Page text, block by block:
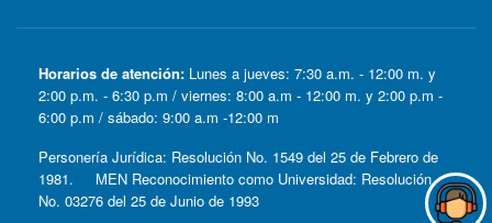
Horarios de atención: Lunes a jueves: 7:30 a.m. - 12:00 m. y
2:00 p.m. - 6:30 p.m / viernes: 8:00 a.m - 12:00 m. y 2:00 p.m -
6:00 p.m / sábado: 9:00 a.m -12:00 m
Personería Jurídica: Resolución No. 1549 del 25 de Febrero de
1981. MEN Reconocimiento como Universidad: Resolución
No. 03276 del 25 de Junio de 1993